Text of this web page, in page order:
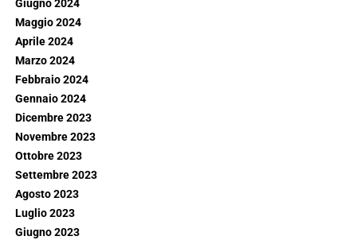
Giugno 2024
Maggio 2024
Aprile 2024
Marzo 2024
Febbraio 2024
Gennaio 2024
Dicembre 2023
Novembre 2023
Ottobre 2023
Settembre 2023
Agosto 2023
Luglio 2023
Giugno 2023